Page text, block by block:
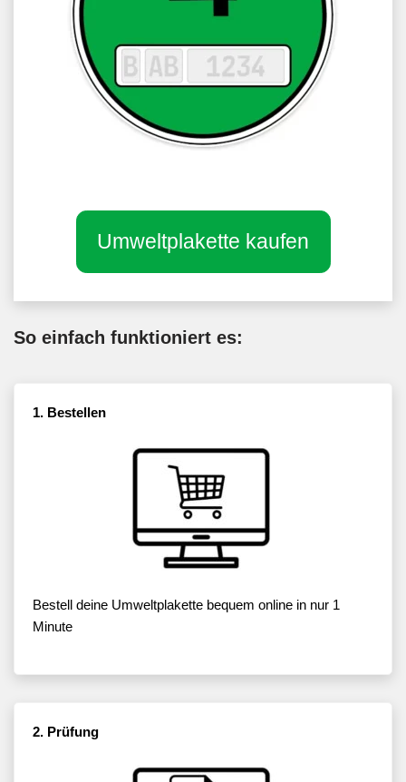
Umweltplakette kaufen
So einfach funktioniert es:
1. Bestellen
Bestell deine Umweltplakette bequem online in nur 1
Minute
2. Prüfung